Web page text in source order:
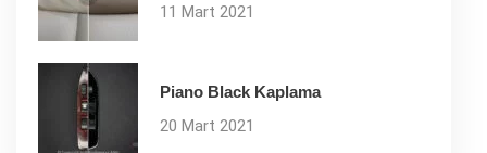
11 Mart 2021
Piano Black Kaplama
20 Mart 2021